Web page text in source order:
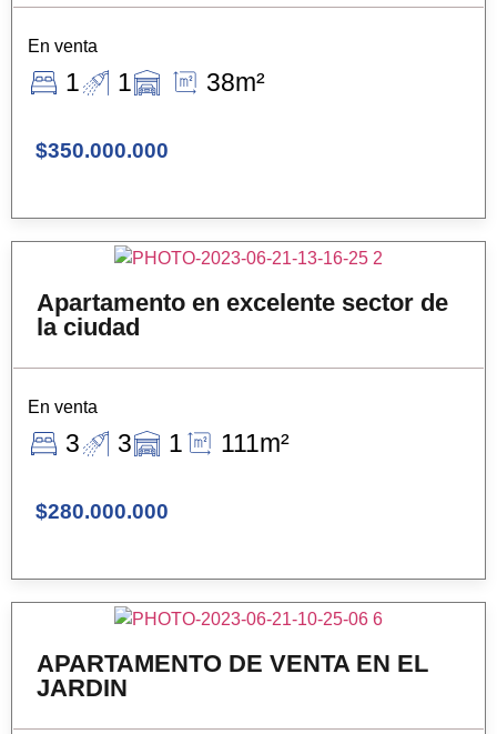
En venta
1 1 38m²
$350.000.000
Apartamento en excelente sector de
la ciudad
En venta
3 3 1 111m²
$280.000.000
APARTAMENTO DE VENTA EN EL
JARDIN